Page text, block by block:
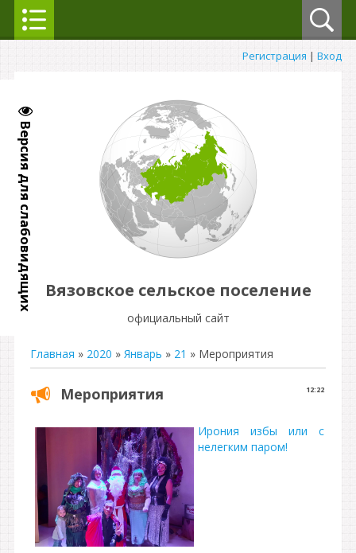
Версия для слабовидящих
Регистрация | Вход
Вязовское сельское поселение
официальный сайт
Главная » 2020 » Январь » 21 » Мероприятия
12:22
Мероприятия
Ирония избы или с
нелегким паром!